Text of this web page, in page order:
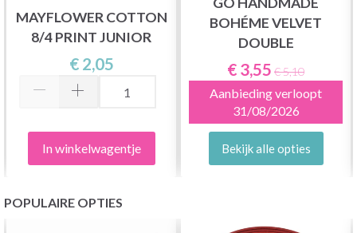
MAYFLOWER COTTON
8/4 PRINT JUNIOR
€ 2,05
In winkelwagentje
BOHÉME VELVET
DOUBLE
€ 3,55 € 5,10
Aanbieding verloopt
31/08/2026
Bekijk alle opties
POPULAIRE OPTIES